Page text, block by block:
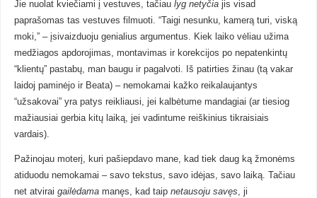
Jie nuolat kviečiami į vestuves, tačiau lyg netyčiajis visad
paprašomas tas vestuves filmuoti. “Taigi nesunku, kamerą turi, viską
moki,” – įsivaizduoju genialius argumentus. Kiek laiko vėliau užima
medžiagos apdorojimas, montavimas ir korekcijos po nepatenkintų
“klientų” pastabų, man baugu ir pagalvoti. Iš patirties žinau (tą vakar
laidoj paminėjo ir Beata) – nemokamai kažko reikalaujantys
“užsakovai” yra patys reikliausi, jei kalbėtume mandagiai (ar tiesiog
mažiausiai gerbia kitų laiką, jei vadintume reiškinius tikraisiais
vardais).
Pažinojau moterį, kuri pašiepdavo mane, kad tiek daug ką žmonėms
atiduodu nemokamai – savo tekstus, savo idėjas, savo laiką. Tačiau
net atvirai gailėdamamanęs, kad taip netausoju savęs, ji